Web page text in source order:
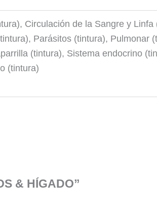
Circulación de la Sangre y
Parásitos (tintura),
(tintura), Sistema endocrino
(tintura)
& HÍGADO”